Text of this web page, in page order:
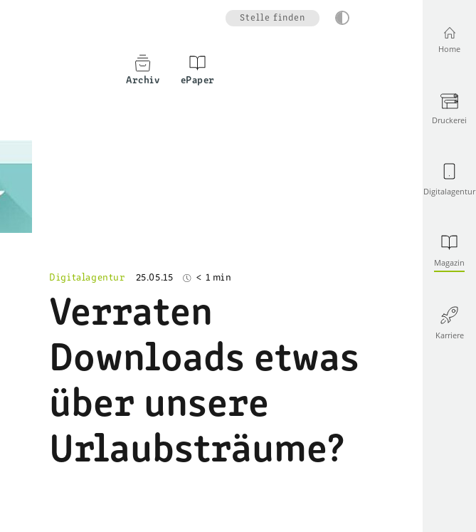
Home
Druckerei
Digitalagentur
Magazin
Karriere
Stelle finden
Archiv ePaper
Digitalagentur 25.05.15 < 1 min
Verraten
Downloads etwas
über unsere
Urlaubsträume?